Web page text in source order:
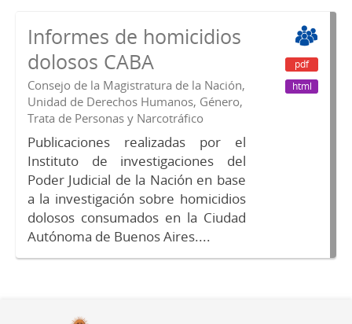
Informes de homicidios
dolosos CABA
Consejo de la Magistratura de la Nación,
Unidad de Derechos Humanos, Género,
Trata de Personas y Narcotráfico
Publicaciones realizadas por el
Instituto de investigaciones del
Poder Judicial de la Nación en base
a la investigación sobre homicidios
dolosos consumados en la Ciudad
Autónoma de Buenos Aires....
pdf
html